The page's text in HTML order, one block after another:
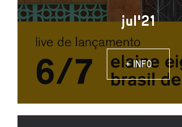
jul'21
+ INFO